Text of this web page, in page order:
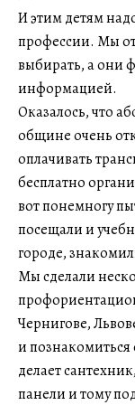
И этим детям
профессии. Мы
выбирать, а они
информацией.
Оказалось, что
общине очень
оплачивать
бесплатно
вот понемногу
посещали и
городе,
Мы сделали
Чернигове,
и
делает
панели и тому